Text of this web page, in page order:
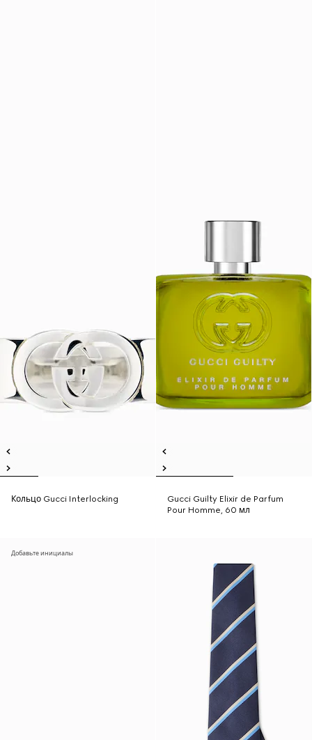
Кольцо Gucci Interlocking
Gucci Guilty Elixir de Parfum
Pour Homme, 60 мл
Добавьте инициалы